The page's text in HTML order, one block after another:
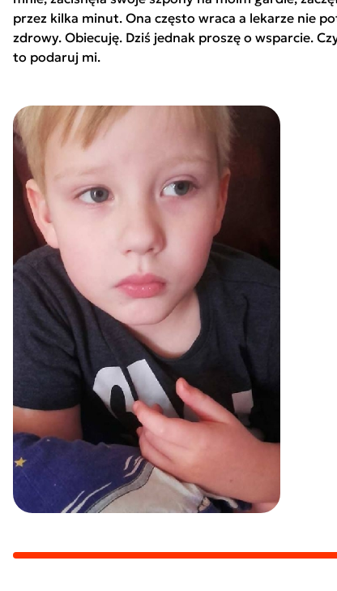
przez kilka minut. Ona często wraca a lekarze nie
zdrowy. Obiecuję. Dziś jednak proszę o wsparcie.
to podaruj mi.